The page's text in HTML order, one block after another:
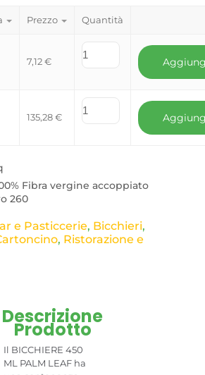
Prezzo Quantità
7,12€
135,28€
Fibra vergine accoppiato
260
e Pasticcerie, Bicchieri,
, Ristorazione e
Descrizione
Prodotto
Il BICCHIERE 450
ML PALM LEAF ha